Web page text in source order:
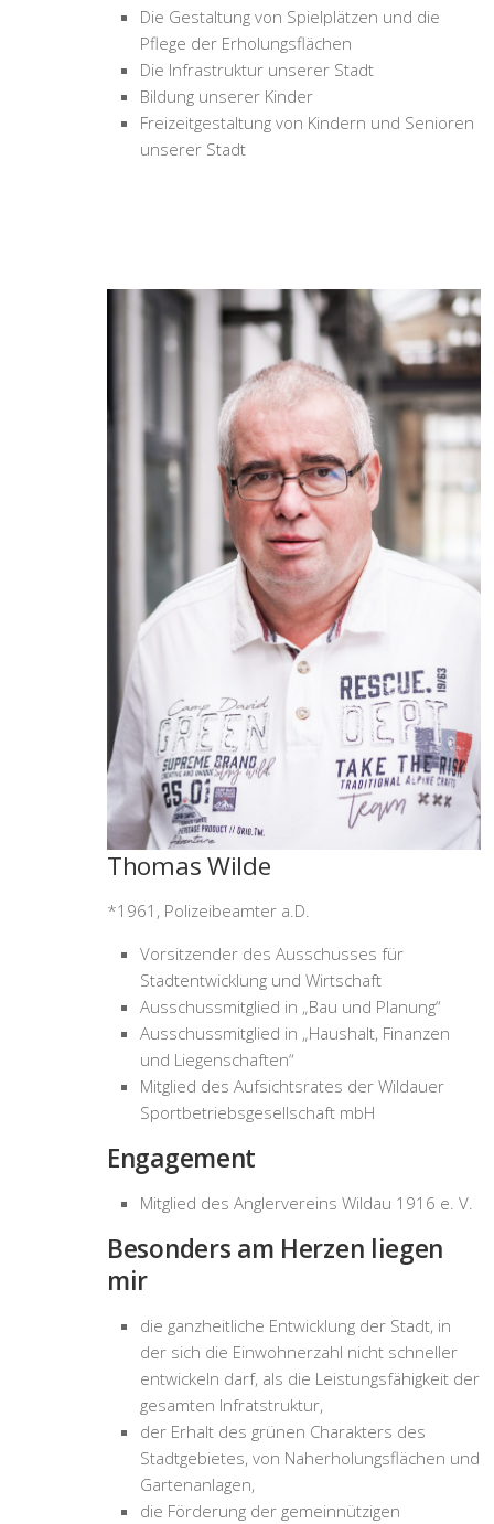
Die Gestaltung von Spielplätzen und die
Pflege der Erholungsflächen
Die Infrastruktur unserer Stadt
Bildung unserer Kinder
Freizeitgestaltung von Kindern und Senioren
unserer Stadt
Thomas Wilde
*1961, Polizeibeamter a.D.
Vorsitzender des Ausschusses für
Stadtentwicklung und Wirtschaft
Ausschussmitglied in „Bau und Planung“
Ausschussmitglied in „Haushalt, Finanzen
und Liegenschaften“
Mitglied des Aufsichtsrates der Wildauer
Sportbetriebsgesellschaft mbH
Engagement
Mitglied des Anglervereins Wildau 1916 e. V.
Besonders am Herzen liegen
mir
die ganzheitliche Entwicklung der Stadt, in
der sich die Einwohnerzahl nicht schneller
entwickeln darf, als die Leistungsfähigkeit der
gesamten Infratstruktur,
der Erhalt des grünen Charakters des
Stadtgebietes, von Naherholungsflächen und
Gartenanlagen,
die Förderung der gemeinnützigen